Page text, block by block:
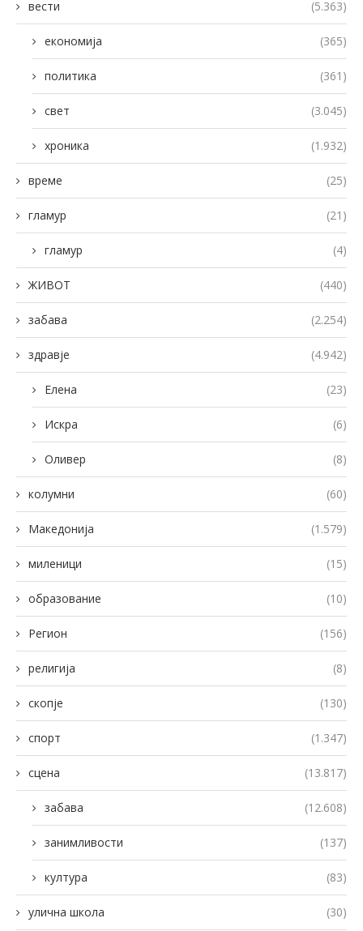
вести (5.363)
економија (365)
политика (361)
свет (3.045)
хроника (1.932)
време (25)
гламур (21)
гламур (4)
ЖИВОТ (440)
забава (2.254)
здравје (4.942)
Елена (23)
Искра (6)
Оливер (8)
колумни (60)
Македонија (1.579)
миленици (15)
образование (10)
Регион (156)
религија (8)
скопје (130)
спорт (1.347)
сцена (13.817)
забава (12.608)
занимливости (137)
култура (83)
улична школа (30)